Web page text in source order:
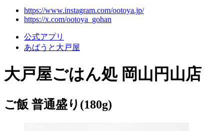
https://www.instagram.com/ootoya.jp/
https://x.com/ootoya_gohan
公式アプリ
あばうと大戸屋
大戸屋ごはん処 岡山円山店
ご飯 普通盛り(180g)